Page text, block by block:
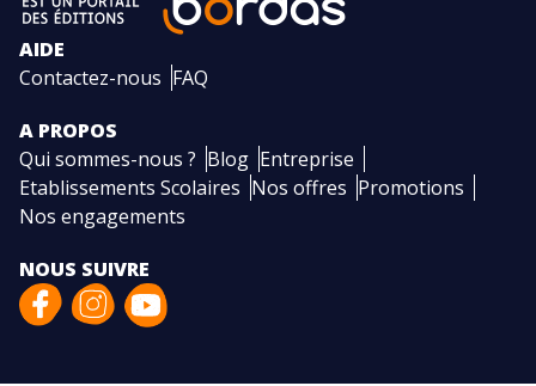
AIDE
Contactez-nous FAQ
A PROPOS
Qui sommes-nous ? Blog Entreprise
Etablissements Scolaires Nos offres Promotions
Nos engagements
NOUS SUIVRE